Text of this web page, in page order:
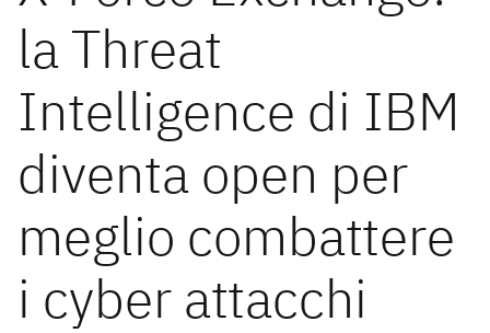
la Threat
Intelligence di IBM
diventa open per
meglio combattere
i cyber attacchi